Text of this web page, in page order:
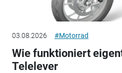
03.08.2026 #Motorrad
Wie funktioniert
Telelever